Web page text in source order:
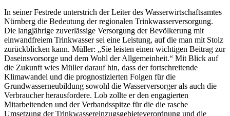
In seiner Festrede unterstrich der Leiter des Wasserwirtschaftsamtes
Nürnberg die Bedeutung der regionalen Trinkwasserversorgung.
Die langjährige zuverlässige Versorgung der Bevölkerung mit
einwandfreiem Trinkwasser sei eine Leistung, auf die man mit Stolz
zurückblicken kann. Müller: „Sie leisten einen wichtigen Beitrag zur
Daseinsvorsorge und dem Wohl der Allgemeinheit.“ Mit Blick auf
die Zukunft wies Müller darauf hin, dass der fortschreitende
Klimawandel und die prognostizierten Folgen für die
Grundwasserneubildung sowohl die Wasserversorger als auch die
Verbraucher herausfordere. Lob zollte er den engagierten
Mitarbeitenden und der Verbandsspitze für die die rasche
Umsetzung der Trinkwassereinzugsgebieteverordnung und die